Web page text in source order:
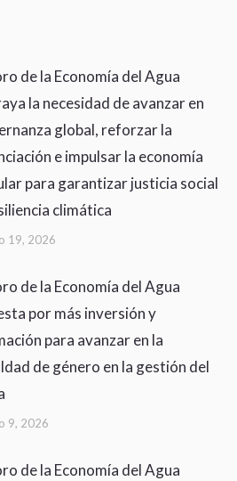
de la Economía del Agua
la necesidad de avanzar en
global, reforzar la
e impulsar la economía
para garantizar justicia social
climática
19, 2026
de la Economía del Agua
por más inversión y
para avanzar en la
de género en la gestión del
9, 2026
de la Economía del Agua